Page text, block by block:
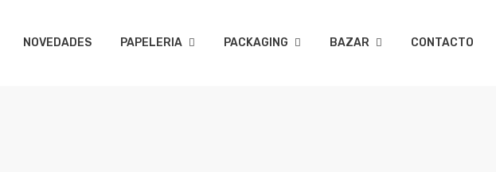
NOVEDADES PAPELERIA PACKAGING BAZAR CONTACTO